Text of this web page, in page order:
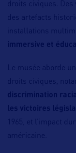
droits civiques. Des
des artefacts
installations
immersive et
Le musée aborde
droits civiques,
discrimination
les victoires
1965, et l’impact
américaine.